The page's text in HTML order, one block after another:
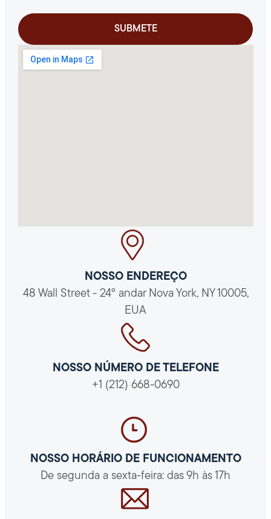
NOSSO ENDEREÇO
48 Wall Street - 24º andar Nova York, NY 10005,
EUA
NOSSO NÚMERO DE TELEFONE
+1 (212) 668-0690
NOSSO HORÁRIO DE FUNCIONAMENTO
De segunda a sexta-feira: das 9h às 17h